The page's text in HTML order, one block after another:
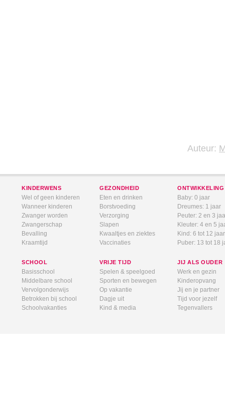
Auteur:
KINDERWENS
Wel of geen kinderen
Wanneer kinderen
Zwanger worden
Zwangerschap
Bevalling
Kraamtijd
GEZONDHEID
Eten en drinken
Borstvoeding
Verzorging
Slapen
Kwaaltjes en ziektes
Vaccinaties
ONTWIKKELING
Baby: 0 jaar
Dreumes: 1 jaar
Peuter: 2 en 3
Kleuter: 4 en 5
Kind: 6 tot 12 jaar
Puber: 13 tot 18
SCHOOL
Basisschool
Middelbare school
Vervolgonderwijs
Betrokken bij school
Schoolvakanties
VRIJE TIJD
Spelen & speelgoed
Sporten en bewegen
Op vakantie
Dagje uit
Kind & media
JIJ ALS OUDER
Werk en gezin
Kinderopvang
Jij en je partner
Tijd voor jezelf
Tegenvallers